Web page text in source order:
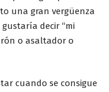
una gran vergüenza
decir “mi
o asaltador o
cuando se consigue